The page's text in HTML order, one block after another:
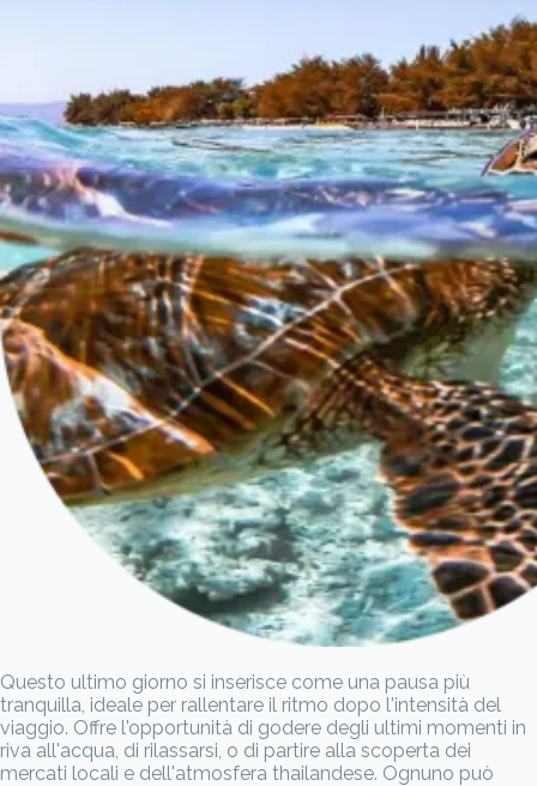
Questo ultimo giorno si inserisce come una pausa più
tranquilla, ideale per rallentare il ritmo dopo l'intensità del
viaggio. Offre l'opportunità di godere degli ultimi momenti in
riva all'acqua, di rilassarsi, o di partire alla scoperta dei
mercati locali e dell'atmosfera thailandese. Ognuno può